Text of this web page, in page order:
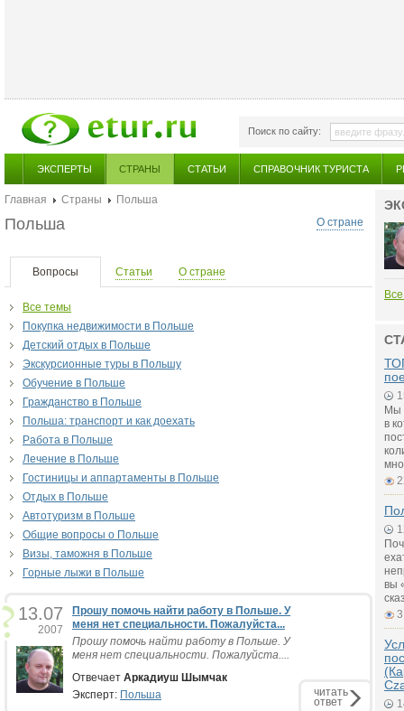
Поиск по сайту:
ЭКСПЕРТЫ СТРАНЫ СТАТЬИ СПРАВОЧНИК ТУРИСТА
Главная Страны
Польша
О стране
Польша
Вопросы Статьи О стране
Все темы
Покупка недвижимости в Польше
Детский отдых в Польше
Экскурсионные туры в Польшу
Обучение в Польше
Гражданство в Польше
Польша: транспорт и как доехать
Работа в Польше
Лечение в Польше
Гостиницы и аппартаменты в Польше
Отдых в Польше
Автотуризм в Польше
Общие вопросы о Польше
Визы, таможня в Польше
Горные лыжи в Польше
13.07
2007
Прошу помочь найти работу в Польше. У
меня нет специальности. Пожалуйста...
Прошу помочь найти работу в Польше. У
меня нет специальности. Пожалуйста....
Отвечает Аркадиуш Шымчак
Эксперт: Польша читать
ответ
Мы
в
вы